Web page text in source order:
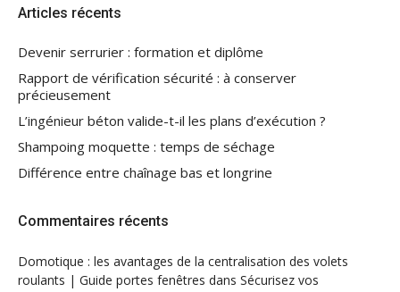
Articles récents
Devenir serrurier : formation et diplôme
Rapport de vérification sécurité : à conserver
précieusement
L’ingénieur béton valide-t-il les plans d’exécution ?
Shampoing moquette : temps de séchage
Différence entre chaînage bas et longrine
Commentaires récents
Domotique : les avantages de la centralisation des volets
roulants | Guide portes fenêtres dans Sécurisez vos